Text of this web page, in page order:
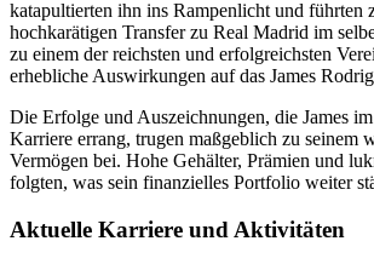
katapultierten ihn ins Rampenlicht und führten
hochkarätigen Transfer zu Real Madrid im
zu einem der reichsten und erfolgreichsten
erhebliche Auswirkungen auf das James
Die Erfolge und Auszeichnungen, die James
Karriere errang, trugen maßgeblich zu seinem
Vermögen bei. Hohe Gehälter, Prämien und
folgten, was sein finanzielles Portfolio weiter
Aktuelle Karriere und Aktivitäten